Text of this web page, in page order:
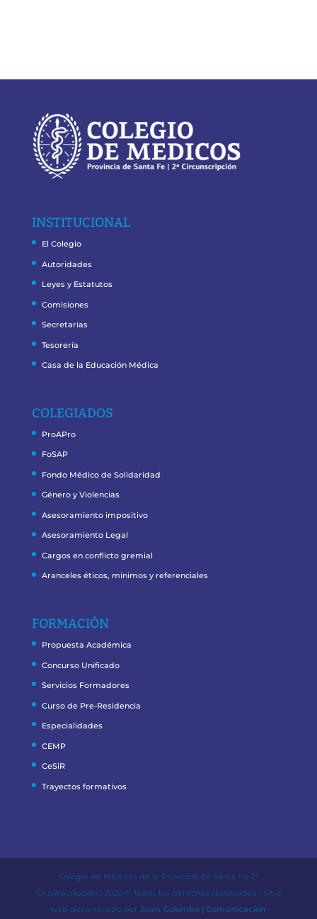
INSTITUCIONAL
El Colegio
Autoridades
Leyes y Estatutos
Comisiones
Secretarías
Tesorería
Casa de la Educación Médica
COLEGIADOS
ProAPro
FoSAP
Fondo Médico de Solidaridad
Género y Violencias
Asesoramiento impositivo
Asesoramiento Legal
Cargos en conflicto gremial
Aranceles éticos, mínimos y referenciales
FORMACIÓN
Propuesta Académica
Concurso Unificado
Servicios Formadores
Curso de Pre-Residencia
Especialidades
CEMP
CeSiR
Trayectos formativos
Colegio de Médicos de la Provincia de Santa Fe 2º
Circunscripción | 2020 © Todos los derechos reservados | Sitio
web desarrollado porJuan Colombo | Comunicación